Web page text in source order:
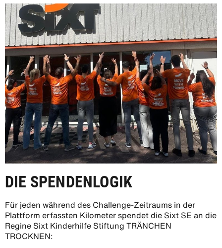
DIE SPENDENLOGIK
Für jeden während des Challenge-Zeitraums in der
Plattform erfassten Kilometer spendet die Sixt SE an die
Regine Sixt Kinderhilfe Stiftung TRÄNCHEN
TROCKNEN: